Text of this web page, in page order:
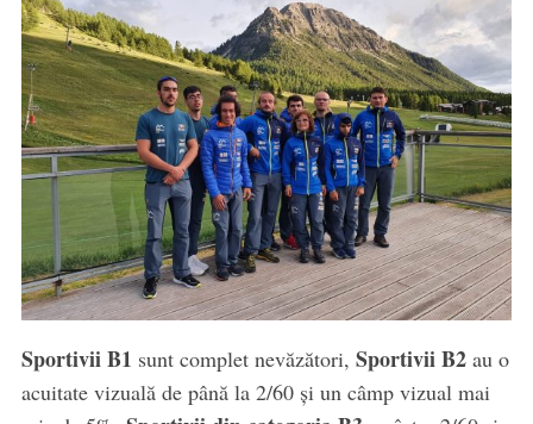
Sportivii B1 sunt complet nevăzători, Sportivii B2au o
acuitate vizuală de până la 2/60 și un câmp vizual mai